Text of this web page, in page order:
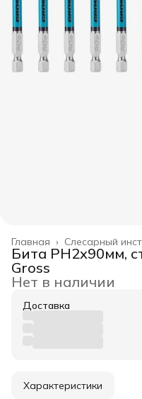
Слесарный
Главная ›
Бита PH2х90мм,
Gross
Нет в наличии
Доставка
Характеристики